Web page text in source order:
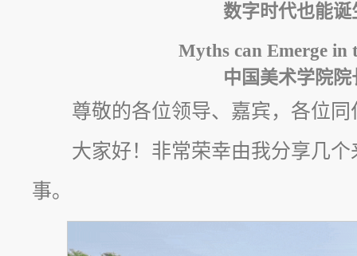
数字时代也能诞
Myths can Emerge in
中国美术学院
尊敬的各位领导、嘉宾，各位同
大家好！非常荣幸由我分享几
事。